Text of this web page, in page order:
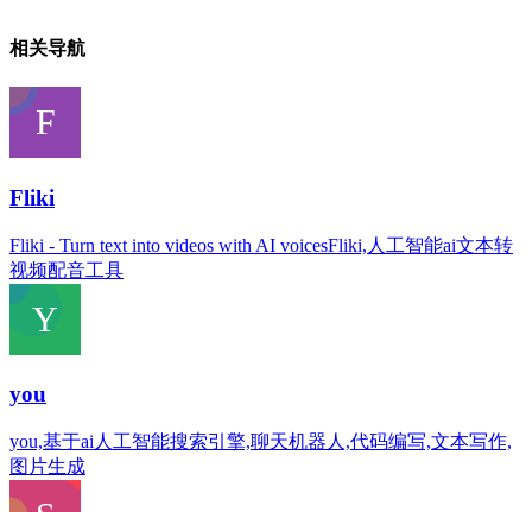
相关导航
Fliki
Fliki - Turn text into videos with AI voicesFliki,人工智能ai文本转
视频配音工具
you
you,基于ai人工智能搜索引擎,聊天机器人,代码编写,文本写作,
图片生成